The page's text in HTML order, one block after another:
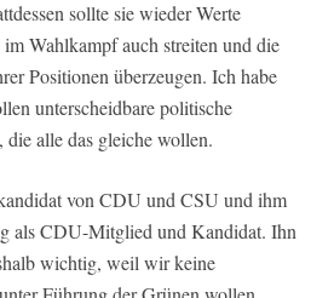
sollte sie wieder Werte
Wahlkampf auch streiten und die
Positionen überzeugen. Ich habe
unterscheidbare politische
alle das gleiche wollen.
von CDU und CSU und ihm
als CDU-Mitglied und Kandidat. Ihn
wichtig, weil wir keine